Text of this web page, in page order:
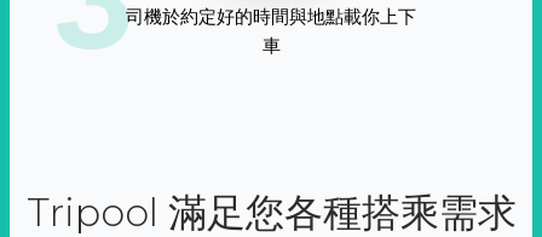
司機於約定好的時間與地點載你上下
車
Tripool 滿足您各種搭乘需求